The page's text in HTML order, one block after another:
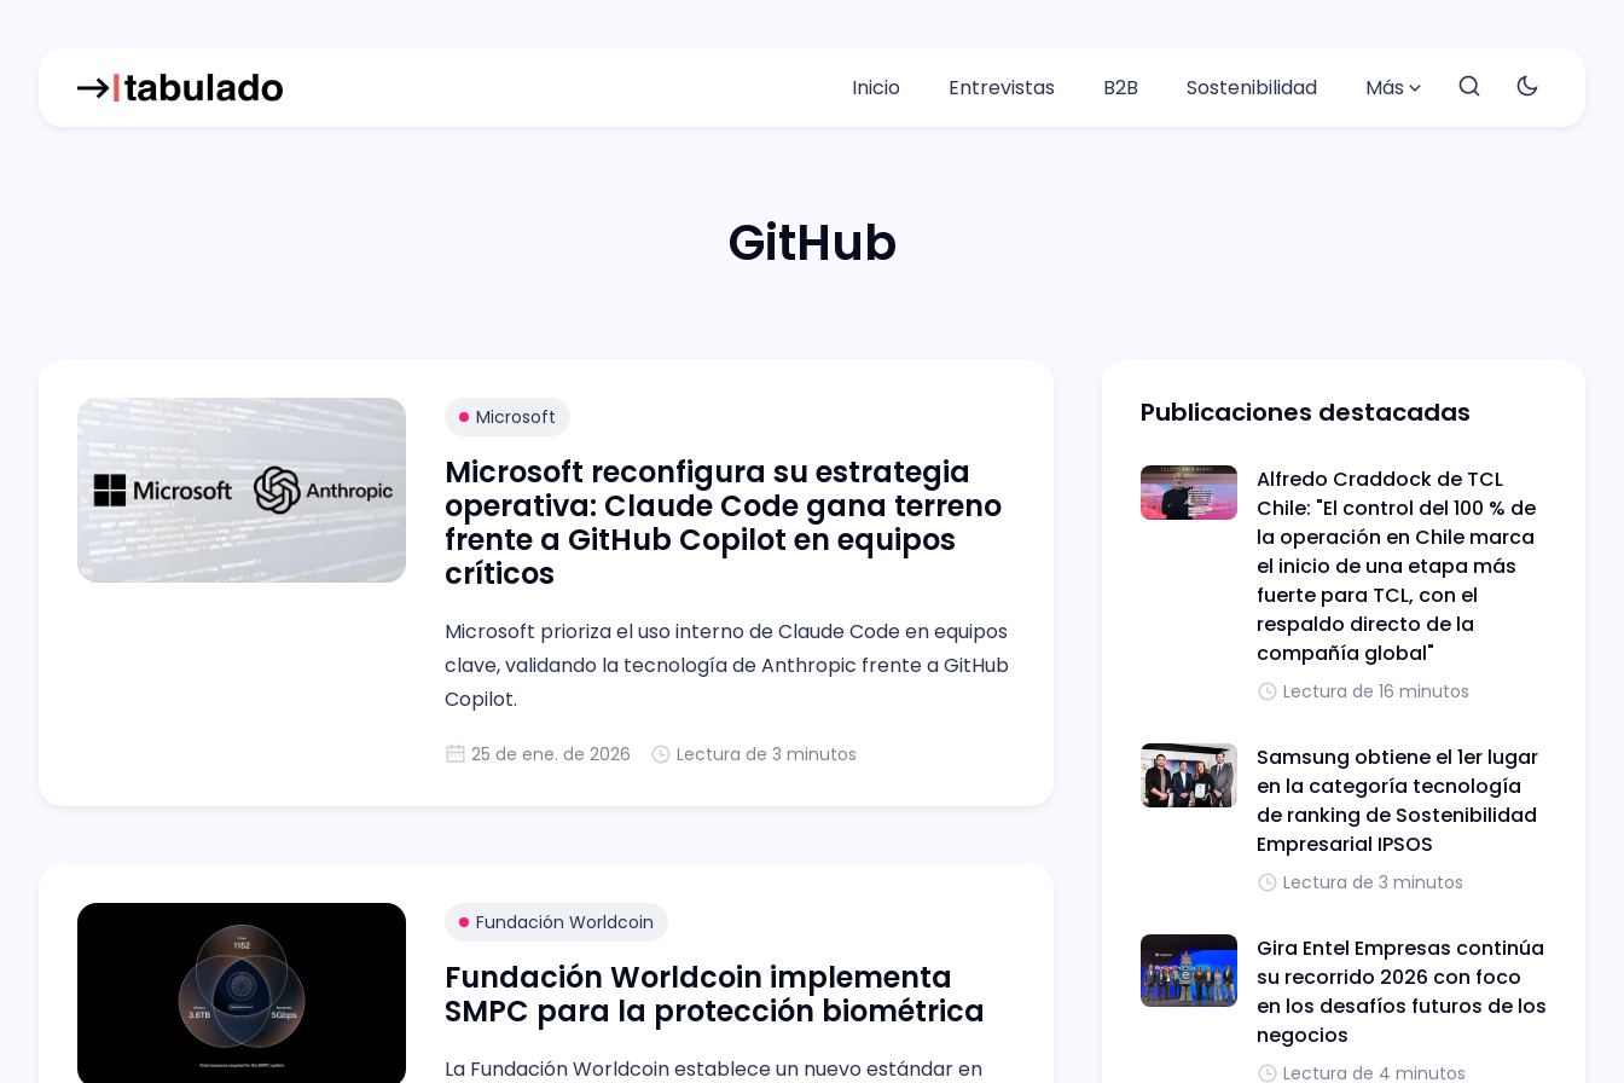
Inicio Entrevistas B2B Sostenibilidad Más
GitHub
Microsoft
Microsoft reconfigura su estrategia
operativa: Claude Code gana terreno
frente a GitHub Copilot en equipos
críticos
Microsoft prioriza el uso interno de Claude Code en equipos
clave, validando la tecnología de Anthropic frente a GitHub
Copilot.
25 de ene. de 2026 Lectura de 3 minutos
Fundación Worldcoin
Fundación Worldcoin implementa
SMPC para la protección biométrica
La Fundación Worldcoin establece un nuevo estándar en
Publicaciones destacadas
Alfredo Craddock de TCL
Chile: "El control del 100 % de
la operación en Chile marca
el inicio de una etapa más
fuerte para TCL, con el
respaldo directo de la
compañía global"
Lectura de 16 minutos
Samsung obtiene el 1er lugar
en la categoría tecnología
de ranking de Sostenibilidad
Empresarial IPSOS
Lectura de 3 minutos
Gira Entel Empresas continúa
su recorrido 2026 con foco
en los desafíos futuros de los
negocios
Lectura de 4 minutos